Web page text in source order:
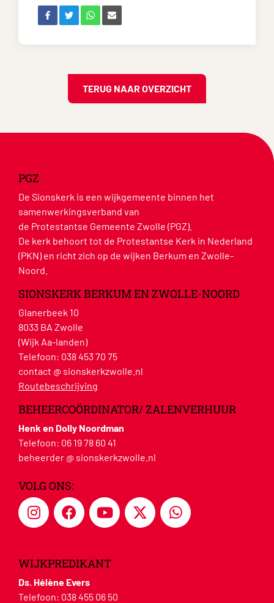
TERUG NAAR OVERZICHT
PGZ
De Sionskerk is een wijkgemeente binnen het
samenwerkingsverband van
de Protestantse Gemeente Zwolle (PGZ).
De kerk behoort tot de Protestantse Kerk in Nederland
(PKN) en richt zich op de wijken Berkum en Zwolle-
Noord.
SIONSKERK BERKUM EN ZWOLLE-NOORD
Glanerbeek 10
8033 BA Zwolle
(Wijk Aa-landen)
Telefoon: 038 453 70 75
contact @ sionskerkzwolle.nl
Routebeschrijving
BEHEERCOÖRDINATOR/ ZALENVERHUUR
Henk en Dolly Noordman
Telefoon: 06 19 78 60 41
beheerder @ sionskerkzwolle.nl
VOLG ONS:
WIJKPREDIKANT
Ds. Hélène Evers
Telefoon: 038 455 06 50